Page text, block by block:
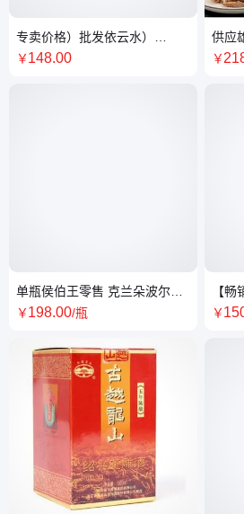
专卖价格）批发依云水）
330*20批发商c
￥148.00
单瓶侯伯王零售 克兰朵波尔多
桃红葡萄酒批发 上海供应
￥198.00/瓶
供应雄
￥
【
格/报
￥